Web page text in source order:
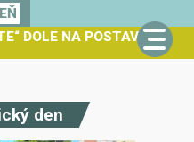
DOLE NA POSTAVIČKU
den